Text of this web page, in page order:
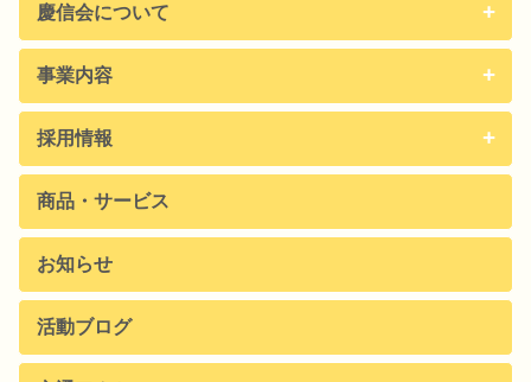
慶信会について
事業内容
採用情報
商品・サービス
お知らせ
活動ブログ